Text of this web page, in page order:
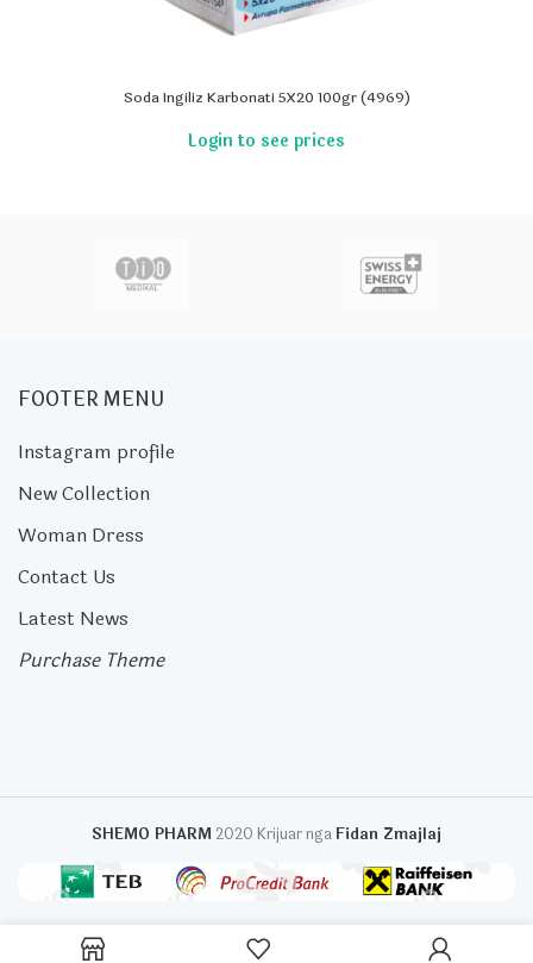
Soda Ingiliz Karbonati 5X20 100gr (4969)
FOOTER MENU
Instagram profile
New Collection
Woman Dress
Contact Us
Latest News
Purchase Theme
SHEMO PHARM 2020 Krijuar ngaFidan Zmajlaj